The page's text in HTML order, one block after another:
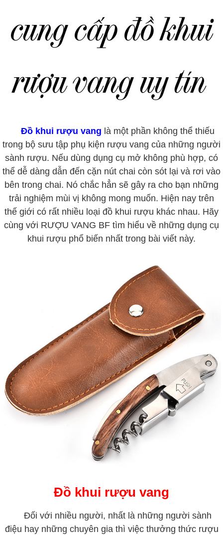
cung cấp đồ khui
rượu vang uy tín
Đồ khui rượu vang là một phần không thể thiếu
trong bộ sưu tập phụ kiện rượu vang của những người
sành rượu. Nếu dùng dụng cụ mở không phù hợp, có
thể dễ dàng dẫn đến cặn nút chai còn sót lại và rơi vào
bên trong chai. Nó chắc hẳn sẽ gây ra cho bạn những
trải nghiệm mùi vị không mong muốn. Hiện nay trên
thế giới có rất nhiều loại đồ khui rượu khác nhau. Hãy
cùng với RƯỢU VANG BF tìm hiểu về những dụng cụ
khui rượu phổ biến nhất trong bài viết này.
Đồ khui rượu vang
Đối với nhiều người, nhất là những người sành
điệu hay những chuyên gia thì việc thưởng thức rượu